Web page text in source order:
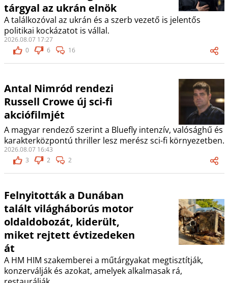
tárgyal az ukrán elnök
A találkozóval az ukrán és a szerb vezető is jelentős
politikai kockázatot is vállal.
2026.08.07 17:27
0
6 16
Antal Nimród rendezi
Russell Crowe új sci-fi
akciófilmjét
A magyar rendező szerint a Bluefly intenzív, valósághű és
karakterközpontú thriller lesz merész sci-fi környezetben.
2026.08.07 16:43
3
2 2
Felnyitották a Dunában
talált világháborús motor
oldaldobozát, kiderült,
miket rejtett évtizedeken
át
A HM HIM szakemberei a műtárgyakat megtisztítják,
konzerválják és azokat, amelyek alkalmasak rá,